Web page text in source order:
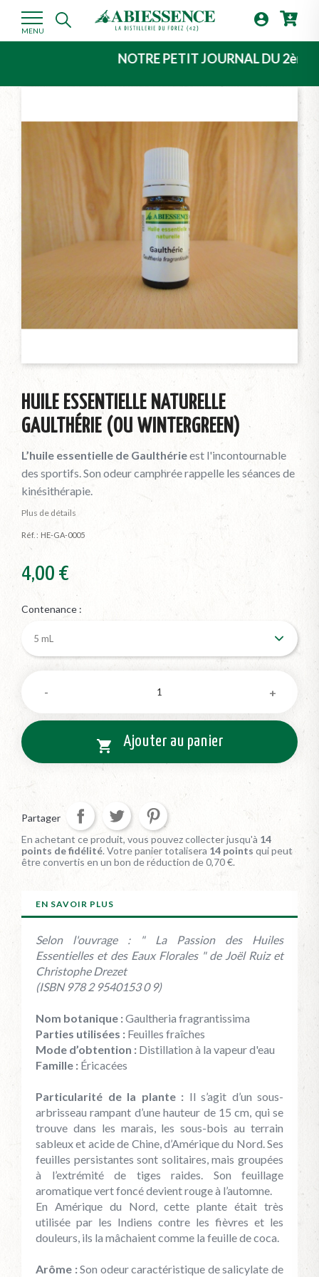
MENU

NOTRE PETIT JOURNAL DU 2ème
HUILE ESSENTIELLE NATURELLE
GAULTHÉRIE (OU WINTERGREEN)
L’huile essentielle de Gaulthérieest l'incontournable
des sportifs. Son odeur camphrée rappelle les séances de
kinésithérapie.
Plus de détails
Réf. : HE-GA-0005
4,00 €
Contenance :
 Ajouter au panier
Partager
En achetant ce produit, vous pouvez collecter jusqu'à 14
points de fidélité. Votre panier totalisera 14 points qui peut
être convertis en un bon de réduction de0,70 €.
EN SAVOIR PLUS
Selon l'ouvrage : " La Passion des Huiles
Essentielles et des Eaux Florales " de Joël Ruiz et
Christophe Drezet
(ISBN 978 2 9540153 0 9)
Nom botanique :Gaultheria fragrantissima
Parties utilisées : Feuilles fraîches
Mode d’obtention : Distillation à la vapeur d'eau
Famille : Éricacées
Particularité de la plante : Il s’agit d’un sous-
arbrisseau rampant d’une hauteur de 15 cm, qui se
trouve dans les marais, les sous-bois au terrain
sableux et acide de Chine, d’Amérique du Nord. Ses
feuilles persistantes sont solitaires, mais groupées
à l’extrémité de tiges raides. Son feuillage
aromatique vert foncé devient rouge à l’automne.
En Amérique du Nord, cette plante était très
utilisée par les Indiens contre les fièvres et les
douleurs, ils la mâchaient comme la feuille de coca.
Arôme :Son odeur caractéristique de salicylate de